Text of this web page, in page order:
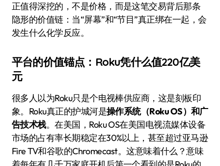
正值得深挖的，不是价格，而是这笔交易背后那条
隐形的价值链：当“屏幕”和“节目”真正绑在一起，会
发生什么化学反应。
平台的价值锚点：Roku凭什么值220亿美
元
很多人以为Roku只是个电视棒供应商，这是刻板印
象。Roku真正的护城河是操作系统（Roku OS）和广
告技术栈。在美国，Roku OS在美国电视流媒体设备
市场的占有率长期稳定在30%以上，甚至超过亚马逊
Fire TV和谷歌的Chromecast。这意味着什么？意味